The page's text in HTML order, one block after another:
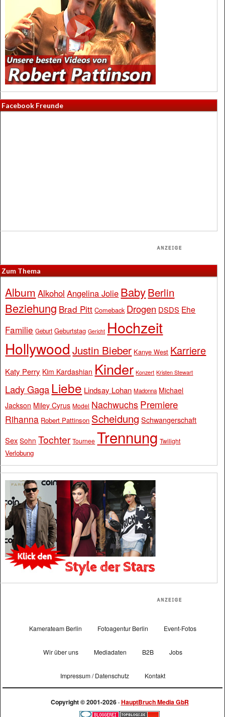
Facebook Freunde
Zum Thema
Album Alkohol Angelina Jolie BabyBerlin
Beziehung Brad Pitt Comeback Drogen DSDS Ehe
Familie Geburt Geburtstag Gericht Hochzeit
Hollywood Justin Bieber Kanye West Karriere
Katy Perry Kim Kardashian Kinder Konzert Kristen Stewart
Lady Gaga Liebe Lindsay Lohan Madonna Michael
Jackson Miley Cyrus Model Nachwuchs Premiere
Rihanna Robert Pattinson Scheidung Schwangerschaft
Sex Sohn Tochter Tournee Trennung Twilight
Verlobung
Kamerateam Berlin Fotoagentur Berlin Event-Fotos
Wir über uns Mediadaten B2B Jobs
Impressum / Datenschutz Kontakt
Copyright © 2001-2026 ·HauptBruch Media GbR